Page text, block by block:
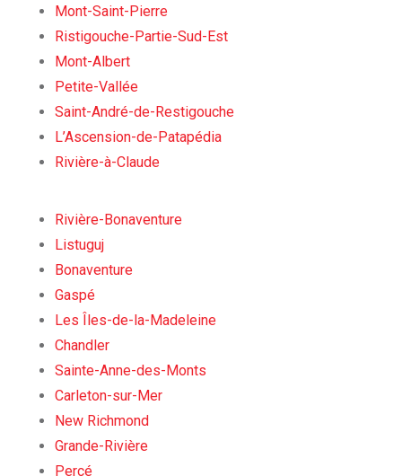
Mont-Saint-Pierre
Ristigouche-Partie-Sud-Est
Mont-Albert
Petite-Vallée
Saint-André-de-Restigouche
L’Ascension-de-Patapédia
Rivière-à-Claude
Rivière-Bonaventure
Listuguj
Bonaventure
Gaspé
Les Îles-de-la-Madeleine
Chandler
Sainte-Anne-des-Monts
Carleton-sur-Mer
New Richmond
Grande-Rivière
Percé